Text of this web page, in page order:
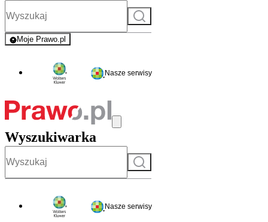
Szukaj
Moje Prawo.pl
- rejestracja i logowanie do serwisu
Nasze serwisy
Wyszukiwarka
Szukaj
Nasze serwisy